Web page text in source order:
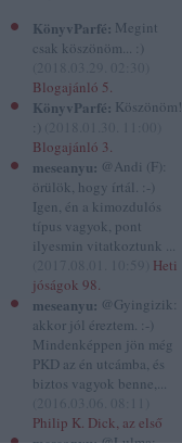
KönyvParfé: Megint
csak köszönöm... :)
Blogajánló 5.
KönyvParfé: Köszönöm!
:)
Blogajánló 3.
meseanyu: @Andi (F):
örülök, hogy írtál. :-)
Igen, én a kimozdulós
típus vagyok, pont
ilyesmin vitatkoztunk ...
Heti
jóságok 98.
meseanyu: @Gyingizik:
akkor jól éreztem. :-)
Mindenképpen jön még
PKD az én utcámba, és
biztos vagyok benne,...
Philip K. Dick, az első